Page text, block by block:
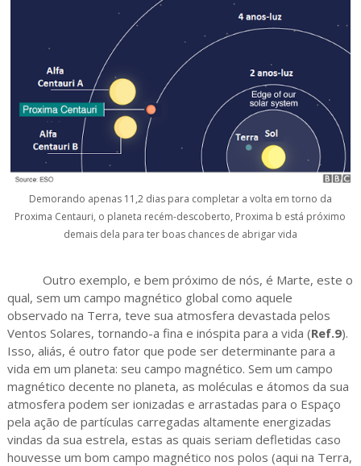
Demorando apenas 11,2 dias para completar a volta em torno da
Proxima Centauri, o planeta recém-descoberto, Proxima b está próximo
demais dela para ter boas chances de abrigar vida
Outro exemplo, e bem próximo de nós, é Marte, este o
qual, sem um campo magnético global como aquele
observado na Terra, teve sua atmosfera devastada pelos
Ventos Solares, tornando-a fina e inóspita para a vida (Ref.9).
Isso, aliás, é outro fator que pode ser determinante para a
vida em um planeta: seu campo magnético. Sem um campo
magnético decente no planeta, as moléculas e átomos da sua
atmosfera podem ser ionizadas e arrastadas para o Espaço
pela ação de partículas carregadas altamente energizadas
vindas da sua estrela, estas as quais seriam defletidas caso
houvesse um bom campo magnético nos polos (aqui na Terra,